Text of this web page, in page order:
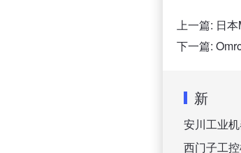
上一篇: 日
下一篇:
新
安川工业
西门子工